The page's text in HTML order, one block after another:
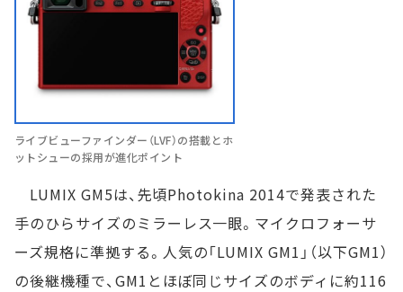
ライブビューファインダー（LVF）の搭載とホ
ットシューの採用が進化ポイント
LUMIX GM5は、先頃Photokina 2014で発表された
手のひらサイズのミラーレス一眼。マイクロフォーサ
ーズ規格に準拠する。人気の「LUMIX GM1」（以下GM1）
の後継機種で、GM1とほぼ同じサイズのボディに約116